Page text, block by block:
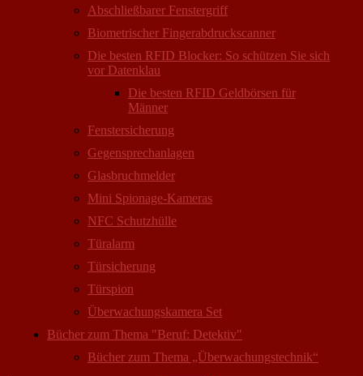
Abschließbarer Fenstergriff
Biometrischer Fingerabdruckscanner
Die besten RFID Blocker: So schützen Sie sich
vor Datenklau
Die besten RFID Geldbörsen für
Männer
Fenstersicherung
Gegensprechanlagen
Glasbruchmelder
Mini Spionage-Kameras
NFC Schutzhülle
Türalarm
Türsicherung
Türspion
Überwachungs­kamera Set
Bücher zum Thema "Beruf: Detektiv"
Bücher zum Thema „Überwachungstechnik“